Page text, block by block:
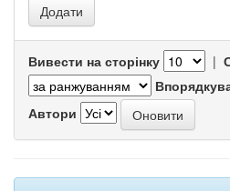
Вивести на сторінку |
Автори